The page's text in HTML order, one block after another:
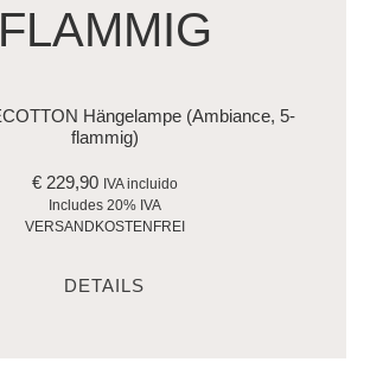
FLAMMIG
Hängelampe (Ambiance, 5-
flammig)
€229,90 IVA incluido
Includes 20% IVA
VERSANDKOSTENFREI
DETAILS